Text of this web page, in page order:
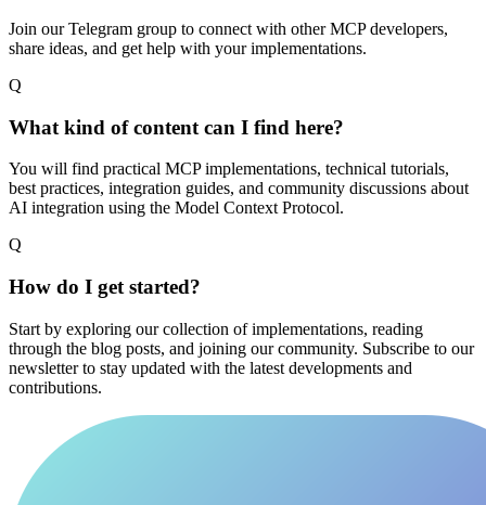
Join our Telegram group to connect with other MCP developers,
share ideas, and get help with your implementations.
Q
What kind of content can I find here?
You will find practical MCP implementations, technical tutorials,
best practices, integration guides, and community discussions about
AI integration using the Model Context Protocol.
Q
How do I get started?
Start by exploring our collection of implementations, reading
through the blog posts, and joining our community. Subscribe to our
newsletter to stay updated with the latest developments and
contributions.